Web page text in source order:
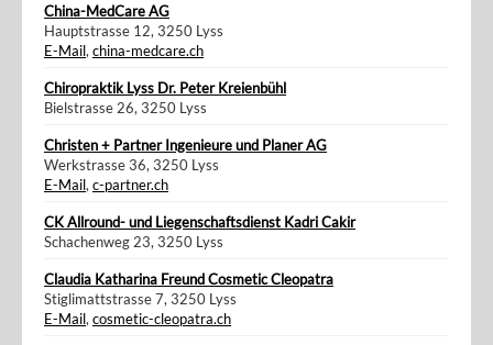
China-MedCare AG
Hauptstrasse 12, 3250 Lyss
E-Mail, china-medcare.ch
Chiropraktik Lyss Dr. Peter Kreienbühl
Bielstrasse 26, 3250 Lyss
Christen + Partner Ingenieure und Planer AG
Werkstrasse 36, 3250 Lyss
E-Mail, c-partner.ch
CK Allround- und Liegenschaftsdienst Kadri Cakir
Schachenweg 23, 3250 Lyss
Claudia Katharina Freund Cosmetic Cleopatra
Stiglimattstrasse 7, 3250 Lyss
E-Mail, cosmetic-cleopatra.ch